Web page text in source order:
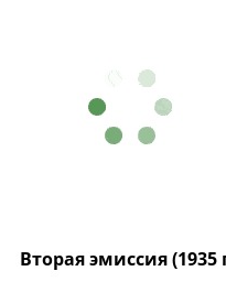
Вторая эмиссия (1935